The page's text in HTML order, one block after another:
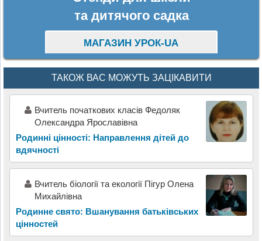
та дитячого садка
МАГАЗИН УРОК-UA
ТАКОЖ ВАС МОЖУТЬ ЗАЦІКАВИТИ
Вчитель початкових класів Федоляк
Олександра Ярославівна
Родинні цінності: Направлення дітей до
вдячності
Вчитель біології та екології Пігур Олена
Михайлівна
Родинне свято: Вшанування батьківських
цінностей